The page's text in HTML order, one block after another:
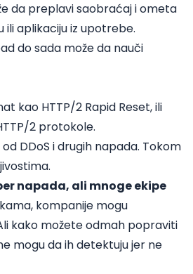
da preplavi saobraćaj i ometa
aplikaciju iz upotrebe.
do sada može da nauči
kao HTTP/2 Rapid Reset, ili
2 protokole.
DDoS i drugih napada. Tokom
napada, ali mnoge ekipe
kompanije mogu
kako možete odmah popraviti
mogu da ih detektuju jer ne